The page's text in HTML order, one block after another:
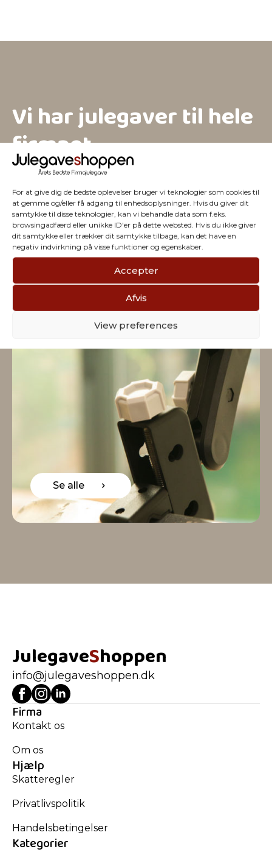
For at give dig de bedste oplevelser bruger vi teknologier som cookies til
at gemme og/eller få adgang til enhedsoplysninger. Hvis du giver dit
samtykke til disse teknologier, kan vi behandle data som f.eks.
browsingadfærd eller unikke ID'er på dette websted. Hvis du ikke giver
dit samtykke eller trækker dit samtykke tilbage, kan det have en
negativ indvirkning på visse funktioner og egenskaber.
Accepter
Afvis
View preferences
Vi har julegaver til hele
firmaet
JulegaveShoppen
info@julegaveshoppen.dk
Firma
Kontakt os
Om os
Hjælp
Skatteregler
Privatlivspolitik
Handelsbetingelser
Kategorier